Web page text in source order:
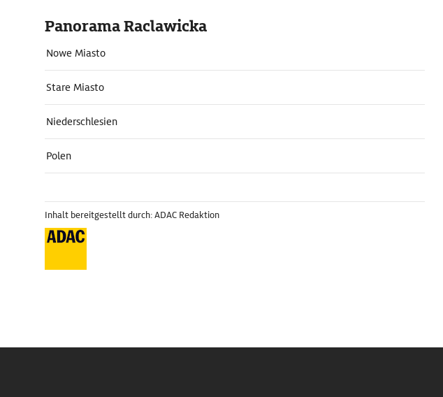
Panorama Raclawicka
Nowe Miasto
Stare Miasto
Niederschlesien
Polen
Inhalt bereitgestellt durch: ADAC Redaktion